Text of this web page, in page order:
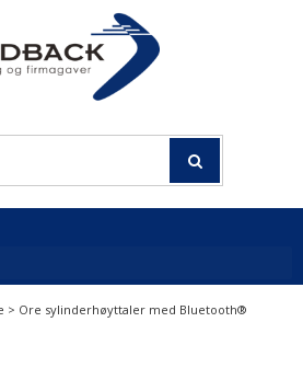
> Ore sylinderhøyttaler med Bluetooth®